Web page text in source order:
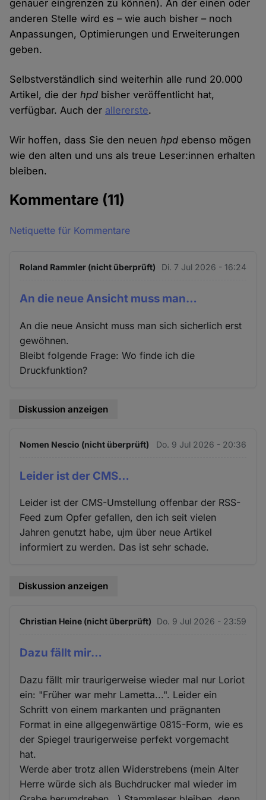
genauer eingrenzen zu können). An der einen oder
anderen Stelle wird es – wie auch bisher – noch
Anpassungen, Optimierungen und Erweiterungen
geben.
Selbstverständlich sind weiterhin alle rund 20.000
Artikel, die derhpd bisher veröffentlicht hat,
verfügbar. Auch der allererste.
Wir hoffen, dass Sie den neuenhpd ebenso mögen
wie den alten und uns als treue Leser:innen erhalten
bleiben.
Kommentare (11)
Netiquette für Kommentare
Roland Rammler (nicht überprüft) Di. 7 Jul 2026 - 16:24
An die neue Ansicht muss man…
An die neue Ansicht muss man sich sicherlich erst
gewöhnen.
Bleibt folgende Frage: Wo finde ich die
Druckfunktion?
Diskussion anzeigen
Nomen Nescio (nicht überprüft) Do. 9 Jul 2026 - 20:36
Leider ist der CMS…
Leider ist der CMS-Umstellung offenbar der RSS-
Feed zum Opfer gefallen, den ich seit vielen
Jahren genutzt habe, ujm über neue Artikel
informiert zu werden. Das ist sehr schade.
Diskussion anzeigen
Christian Heine (nicht überprüft) Do. 9 Jul 2026 - 23:59
Dazu fällt mir…
Dazu fällt mir traurigerweise wieder mal nur Loriot
ein: "Früher war mehr Lametta...". Leider ein
Schritt von einem markanten und prägnanten
Format in eine allgegenwärtige 0815-Form, wie es
der Spiegel traurigerweise perfekt vorgemacht
hat.
Werde aber trotz allen Widerstrebens (mein Alter
Herre würde sich als Buchdrucker mal wieder im